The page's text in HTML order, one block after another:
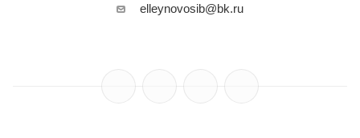
elleynovosib@bk.ru